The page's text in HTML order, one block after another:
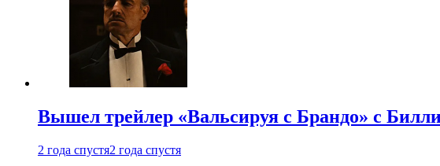
Вышел трейлер «Вальсируя с Брандо» с
2 года спустя2 года спустя